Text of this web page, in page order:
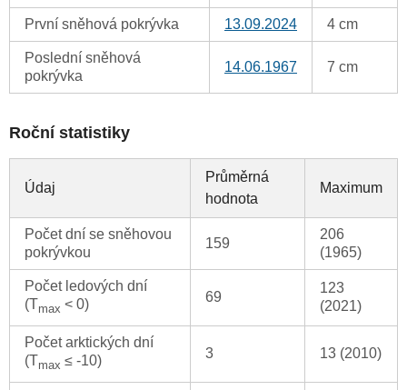
První sněhová pokrývka 13.09.2024 4 cm
Poslední sněhová
pokrývka
14.06.1967 7 cm
Roční statistiky
Údaj
Průměrná
hodnota
Maximum
Počet dní se sněhovou
pokrývkou
159
206
(1965)
Počet ledových dní
(Tmax < 0) 69
123
(2021)
Počet arktických dní
(Tmax ≤ -10) 3 13 (2010)